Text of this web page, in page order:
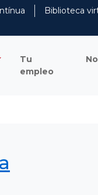
Biblioteca
Tu
empleo